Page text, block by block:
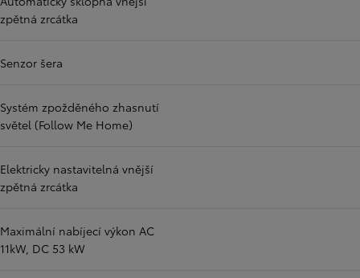
zpětná zrcátka
Senzor šera
Systém zpožděného zhasnutí
světel (Follow Me Home)
Elektricky nastavitelná vnější
zpětná zrcátka
Maximální nabíjecí výkon AC
11kW, DC 53 kW